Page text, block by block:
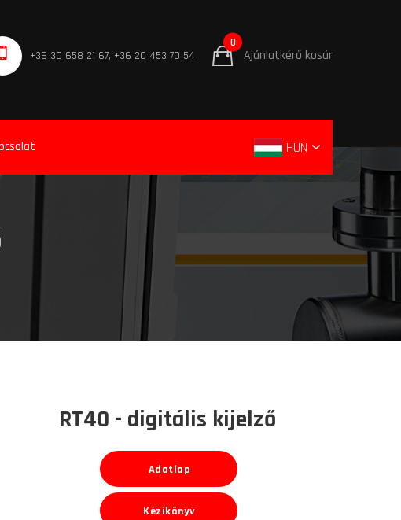
+36 30 658 21 67, +36 20 453 70 54 Ajánlatkérő kosár
0
HUN
RT40 - digitális kijelző
Adatlap
Kézikönyv